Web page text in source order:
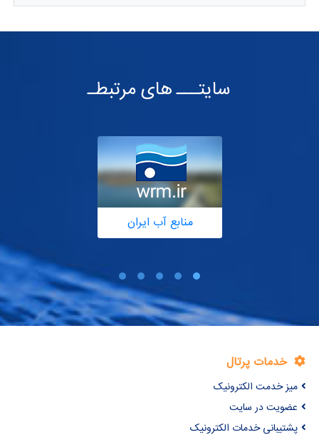
سایتـــ های مرتبطـ
منابع آب ایران
خدمات پرتال
میز خدمت الکترونیک
عضویت در سایت
پشتیبانی خدمات الکترونیک